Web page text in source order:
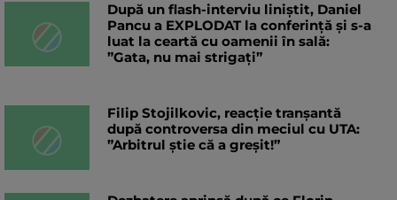
După un flash-interviu liniștit, Daniel
Pancu a EXPLODAT la conferință și s-a
luat la ceartă cu oamenii în sală:
”Gata, nu mai strigați”
Filip Stojilkovic, reacție tranșantă
după controversa din meciul cu UTA:
”Arbitrul știe că a greșit!”